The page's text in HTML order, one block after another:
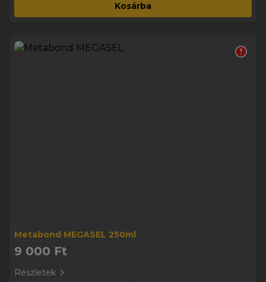
Kosárba
Metabond MEGASEL 250ml
9 000 Ft
Részletek